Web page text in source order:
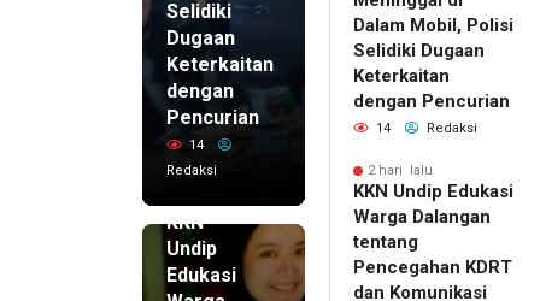
Selidiki
Dugaan
Keterkaitan
dengan
Pencurian
14
Redaksi
KKN
Undip
Edukasi
Dalam Mobil, Polisi
Selidiki Dugaan
Keterkaitan
dengan Pencurian
14 Redaksi
2 hari lalu
KKN Undip Edukasi
Warga Dalangan
tentang
Pencegahan KDRT
dan Komunikasi